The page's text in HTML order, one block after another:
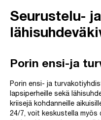
Seurustelu- ja
Porin ensi-ja
Porin ensi- ja
lapsiperheille sekä
kriisejä kohdanneille
24/7, voit keskustella myös